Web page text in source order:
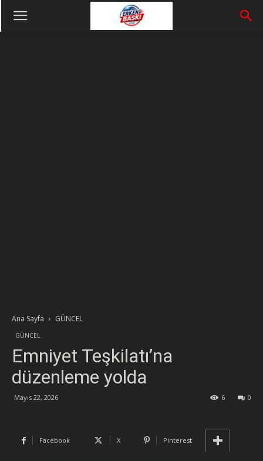
Ana Sayfa GÜNCEL
GÜNCEL
Emniyet Teşkilatı’na
düzenleme yolda
Mayıs 22, 2026 0
6
Facebook X Pinterest